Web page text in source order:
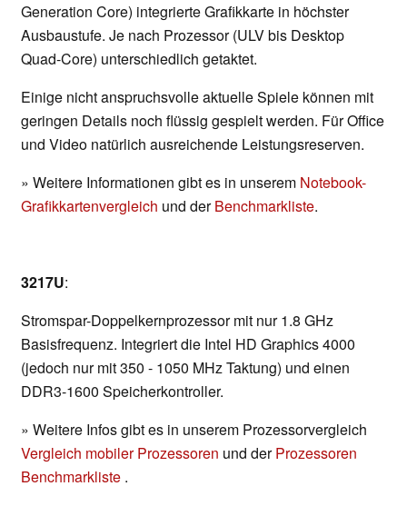
Generation Core) integrierte Grafikkarte in höchster
Ausbaustufe. Je nach Prozessor (ULV bis Desktop
Quad-Core) unterschiedlich getaktet.
Einige nicht anspruchsvolle aktuelle Spiele können mit
geringen Details noch flüssig gespielt werden. Für Office
und Video natürlich ausreichende Leistungsreserven.
» Weitere Informationen gibt es in unserem Notebook-
Grafikkartenvergleich und derBenchmarkliste.
3217U:
Stromspar-Doppelkernprozessor mit nur 1.8 GHz
Basisfrequenz. Integriert die Intel HD Graphics 4000
(jedoch nur mit 350 - 1050 MHz Taktung) und einen
DDR3-1600 Speicherkontroller.
» Weitere Infos gibt es in unserem Prozessorvergleich
Vergleich mobiler Prozessoren und derProzessoren
Benchmarkliste .